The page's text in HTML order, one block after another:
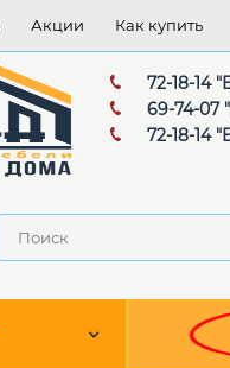
Акции Как купить
72-18-14
69-74-07
72-18-14